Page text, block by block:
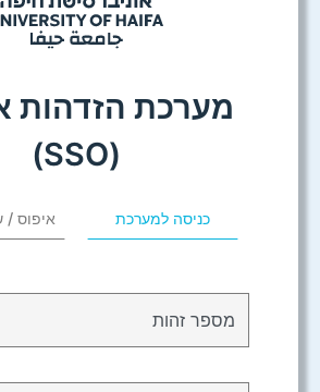
מערכת הזדהות
(SSO)
כניסה למערכת איפוס /
מספר זהות